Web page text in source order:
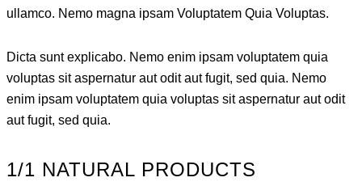
ullamco. Nemo magna ipsam Voluptatem Quia Voluptas.
Dicta sunt explicabo. Nemo enim ipsam voluptatem quia
voluptas sit aspernatur aut odit aut fugit, sed quia. Nemo
enim ipsam voluptatem quia voluptas sit aspernatur aut odit
aut fugit, sed quia.
1/1 NATURAL PRODUCTS